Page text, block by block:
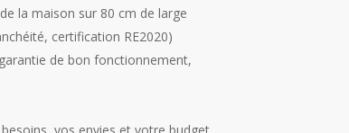
la maison sur 80 cm de large
certification RE2020)
de bon fonctionnement,